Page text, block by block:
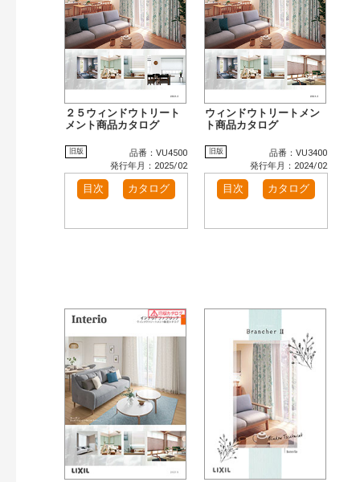
施工イメージ・アイデア集（1）
カテゴリー
窓・シャッター（791）
玄関ドア・引戸（481）
インテリア建材（377）
インテリアファブリック（15）
エクステリア（889）
タイル建材（97）
水まわり（47）
キッチン（446）
浴室（554）
洗面化粧室（262）
小型電気温水器（83）
水栓金具（186）
太陽光発電・屋根・外壁（78）
検索
２５ウィンドウトリート
メント商品カタログ
旧版
品番：VU4500
発行年月：2025/02
目次 カタログ
ウィンドウトリートメン
ト商品カタログ
旧版
品番：VU3400
発行年月：2024/02
目次 カタログ